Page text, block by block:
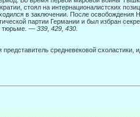
стоял на интернационалистских
в заключении. После освобождения
партии Германии и был избран
тюрьме. — 339, 429, 430.
средневековой схоластики,